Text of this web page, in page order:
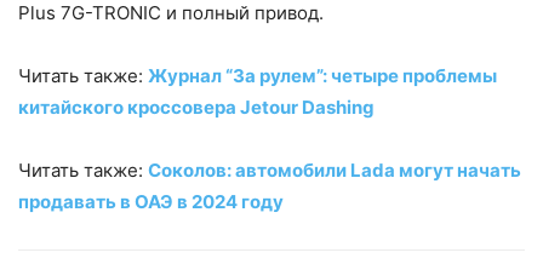
Plus 7G-TRONIC и полный привод.
Читать также: Журнал “За рулем”: четыре проблемы
китайского кроссовера Jetour Dashing
Читать также: Соколов: автомобили Lada могут начать
продавать в ОАЭ в 2024 году